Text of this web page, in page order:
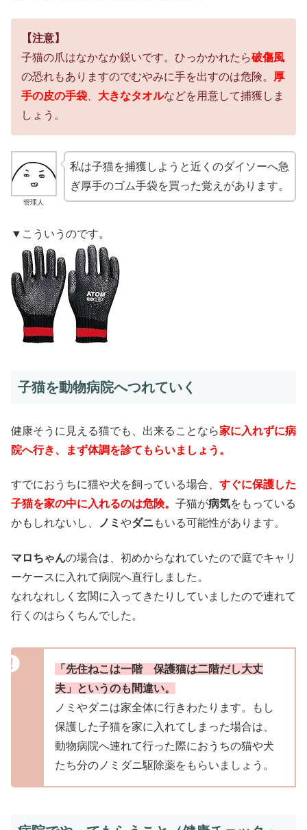
【注意】
子猫の爪はなかなか鋭いです。ひっかかれたら破傷風
の恐れもありますのでむやみに手を出すのは危険。 厚
手の皮の手袋
大きなタオルなどを用意して捕獲しま
しょう。
管理人
私は子猫を捕獲しようと近くのダイソーへ急
ぎ厚手のゴム手袋を買った覚えがあります。
▼こういうのです。
子猫を動物病院へつれていく
健康そうに見える猫でも、出来ることなら家に入れずに病
院へ行き、まず体調を診てもらいましょう。
すでにおうちに猫や犬を飼っている場合、 すぐに保護した
子猫を家の中に入れるのは危険。 子猫が病気をもっている
かもしれないし、
ノミ やダニ もいる可能性があります。
マロちゃんの場合は、初めからなれていたので庭でキャリ
ーケースに入れて病院へ直行しました。
なれなれしく玄関に入ってきたりしていましたので連れて
行くのはらくちんでした。
「先住ねこは一階 保護猫は二階だし大丈
夫」というのも間違い。
ノミやダニは家全体に行きわたります。もし
保護した子猫を家に入れてしまった場合は、
動物病院へ連れて行った際におうちの猫や犬
たち分のノミダニ駆除薬をもらいましょう。